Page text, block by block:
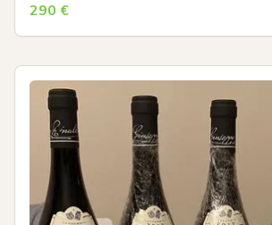
290 €